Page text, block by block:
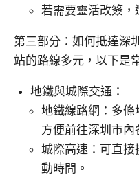
若需要靈活改簽，
第三部分：如何抵達深
站的路線多元，以下是
地鐵與城際交通：
地鐵線路網：多條
方便前往深圳市內
城際高速：可直
動時間。